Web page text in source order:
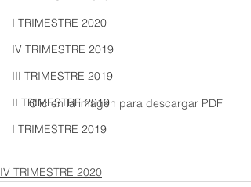
I TRIMESTRE 2020
IV TRIMESTRE 2019
III TRIMESTRE 2019
II TRIMESTRE 2019
I TRIMESTRE 2019
Clic en la imagen para descargar PDF
IV TRIMESTRE 2020